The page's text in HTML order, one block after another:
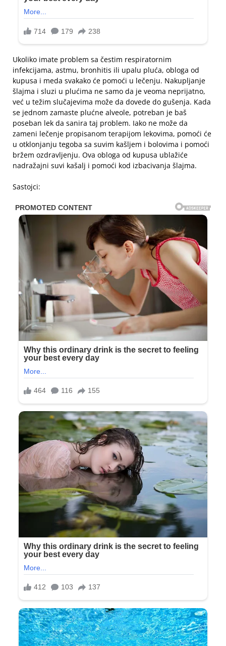
Ukoliko imate problem sa čestim respiratornim
infekcijama, astmu, bronhitis ili upalu pluća, obloga od
kupusa i meda svakako će pomoći u lečenju. Nakupljanje
šlajma i sluzi u plućima ne samo da je veoma neprijatno,
već u težim slučajevima može da dovede do gušenja. Kada
se jednom zamaste plućne alveole, potreban je baš
poseban lek da sanira taj problem. Iako ne može da
zameni lečenje propisanom terapijom lekovima, pomoći će
u otklonjanju tegoba sa suvim kašljem i bolovima i pomoći
bržem ozdravljenju. Ova obloga od kupusa ublažiće
nadražajni suvi kašalj i pomoći kod izbacivanja šlajma.
Sastojci: